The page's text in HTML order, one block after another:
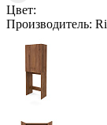
Цвет:
Производитель: